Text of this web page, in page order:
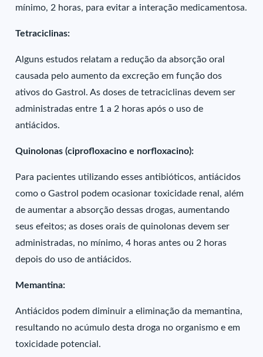
mínimo, 2 horas, para evitar a interação medicamentosa.
Tetraciclinas:
Alguns estudos relatam a redução da absorção oral
causada pelo aumento da excreção em função dos
ativos do Gastrol. As doses de tetraciclinas devem ser
administradas entre 1 a 2 horas após o uso de
antiácidos.
Quinolonas (ciprofloxacino e norfloxacino):
Para pacientes utilizando esses antibióticos, antiácidos
como o Gastrol podem ocasionar toxicidade renal, além
de aumentar a absorção dessas drogas, aumentando
seus efeitos; as doses orais de quinolonas devem ser
administradas, no mínimo, 4 horas antes ou 2 horas
depois do uso de antiácidos.
Memantina:
Antiácidos podem diminuir a eliminação da memantina,
resultando no acúmulo desta droga no organismo e em
toxicidade potencial.